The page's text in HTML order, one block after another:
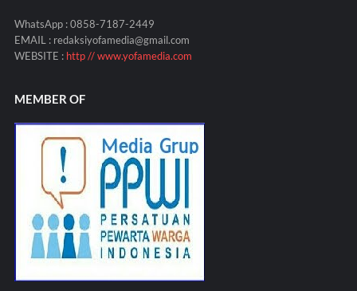
WhatsApp : 0858-7187-2449
EMAIL : redaksiyofamedia@gmail.com
WEBSITE : http // www.yofamedia.com
MEMBER OF